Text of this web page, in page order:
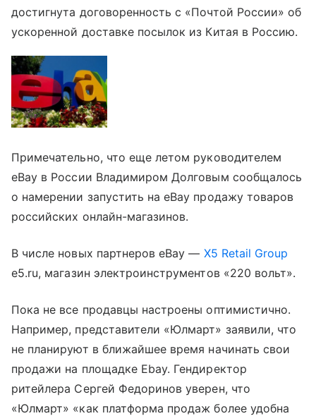
достигнута договоренность с «Почтой России» об
ускоренной доставке посылок из Китая в Россию.
Примечательно, что еще летом руководителем
eBay в России Владимиром Долговым сообщалось
о намерении запустить на eBay продажу товаров
российских онлайн-магазинов.
В числе новых партнеров eBay — X5 Retail Group
e5.ru, магазин электроинструментов «220 вольт».
Пока не все продавцы настроены оптимистично.
Например, представители «Юлмарт» заявили, что
не планируют в ближайшее время начинать свои
продажи на площадке Ebay. Гендиректор
ритейлера Сергей Федоринов уверен, что
«Юлмарт» «как платформа продаж более удобна